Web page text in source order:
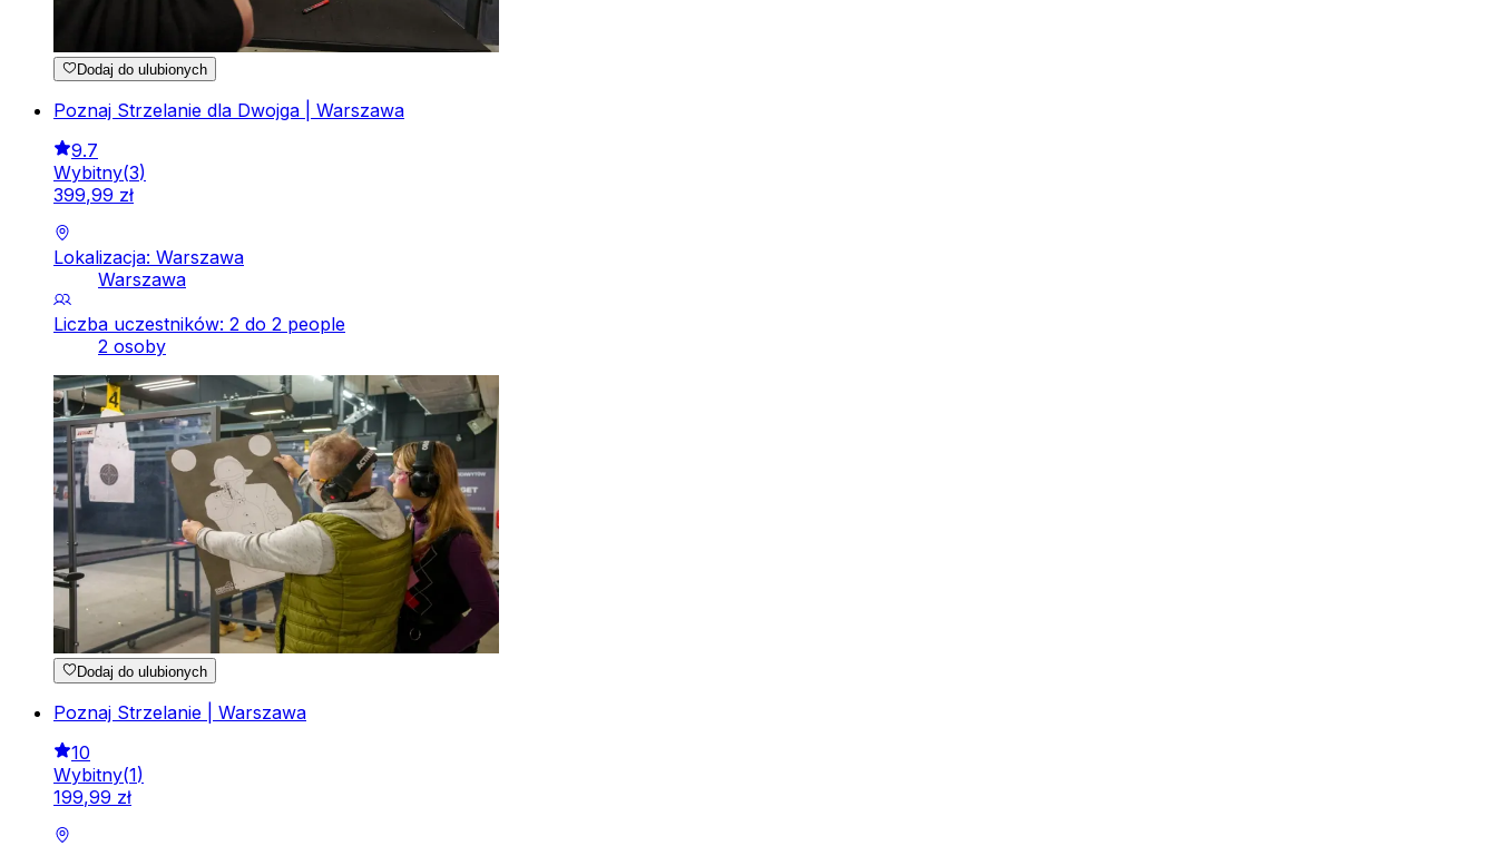
Dodaj do ulubionych
Poznaj Strzelanie dla Dwojga | Warszawa
9.7
Wybitny(3)
399,99 zł
Lokalizacja: Warszawa
Warszawa
Liczba uczestników: 2 do 2 people
2 osoby
Dodaj do ulubionych
Poznaj Strzelanie | Warszawa
10
Wybitny(1)
199,99 zł